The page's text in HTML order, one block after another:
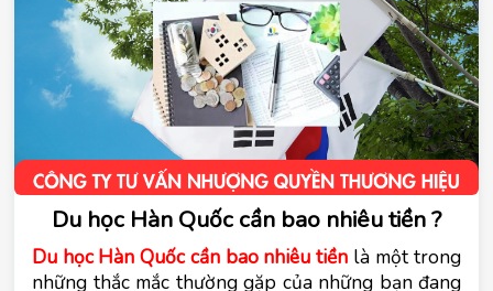
Du học Hàn Quốc cần bao nhiêu tiền ?
Du học Hàn Quốc cần bao nhiêu tiền là một trong
những thắc mắc thường gặp của những bạn đang